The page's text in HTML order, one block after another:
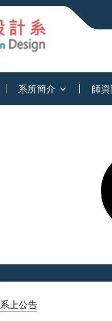
系所簡介 師
系上公告